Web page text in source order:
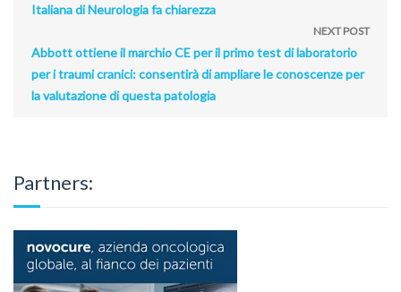
Italiana di Neurologia fa chiarezza
NEXT POST
Abbott ottiene il marchio CE per il primo test di laboratorio
per i traumi cranici: consentirà di ampliare le conoscenze per
la valutazione di questa patologia
Partners: